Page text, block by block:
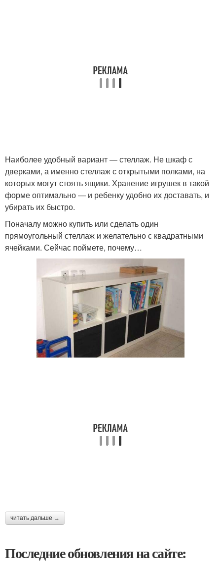
Наиболее удобный вариант — стеллаж. Не шкаф с
дверками, а именно стеллаж с открытыми полками, на
которых могут стоять ящики. Хранение игрушек в такой
форме оптимально — и ребенку удобно их доставать, и
убирать их быстро.
Поначалу можно купить или сделать один
прямоугольный стеллаж и желательно с квадратными
ячейками. Сейчас поймете, почему…
читать дальше →
Последние обновления на сайте: